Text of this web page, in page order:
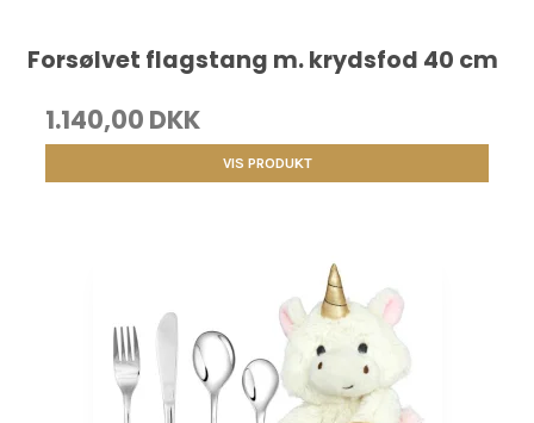
Forsølvet flagstang m. krydsfod 40 cm
1.140,00 DKK
VIS PRODUKT